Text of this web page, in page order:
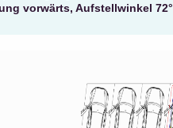
vorwärts, Aufstellwinkel 72°